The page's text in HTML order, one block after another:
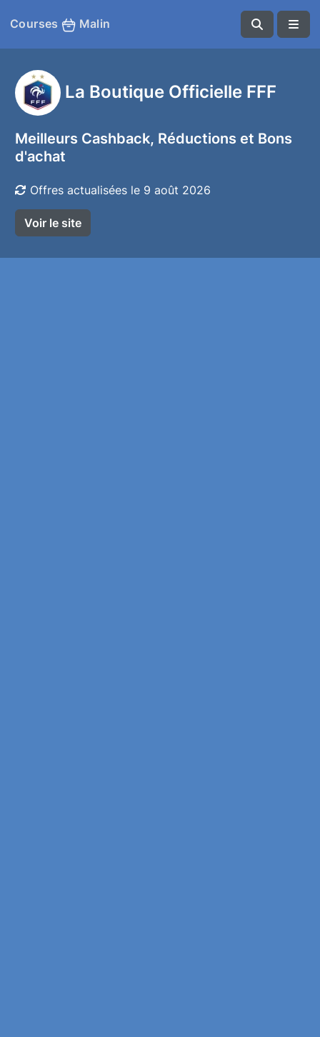
Courses Malin
La Boutique Officielle FFF
Meilleurs Cashback, Réductions et Bons
d'achat
Offres actualisées le 9 août 2026
Voir le site